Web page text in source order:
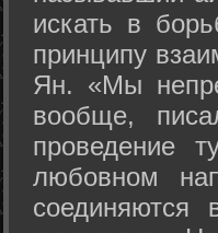
искать в
принципу
Ян. «Мы
вообще,
проведение
любовном